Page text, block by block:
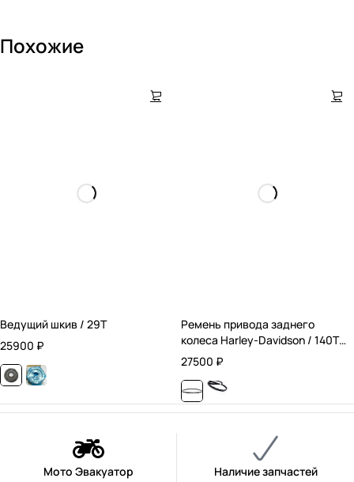
Похожие
Ведущий шкив / 29T
25900 ₽
Ремень привода заднего
колеса Harley-Davidson / 140T /
24 мм.
27500 ₽
Мото Эвакуатор Наличие запчастей